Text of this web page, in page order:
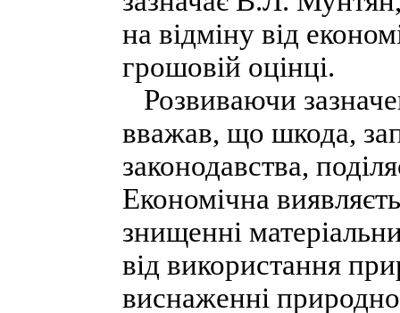
на відміну від
грошовій оцінці.
Розвиваючи
вважав, що шкода,
законодавства,
Економічна
знищенні
від використання
виснаженні